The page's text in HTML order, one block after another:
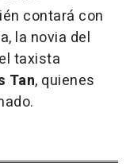
contará con
la novia del
taxista
Tan, quienes